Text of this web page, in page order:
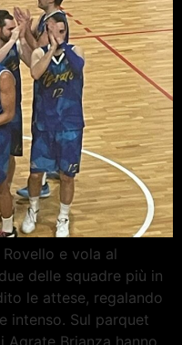
e vola al
delle squadre più in
le attese, regalando
intenso. Sul parquet